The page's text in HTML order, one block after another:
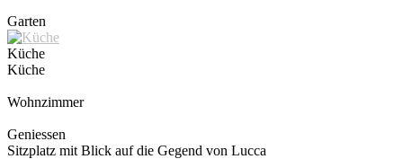
Garten
Küche
Küche
Wohnzimmer
Geniessen
Sitzplatz mit Blick auf die Gegend von Lucca